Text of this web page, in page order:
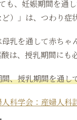
も、妊娠期間を通
）」は、つわり症
乳を通して赤ち
は、授乳期間にも
、授乳期間を通し
人科学会：産婦人科